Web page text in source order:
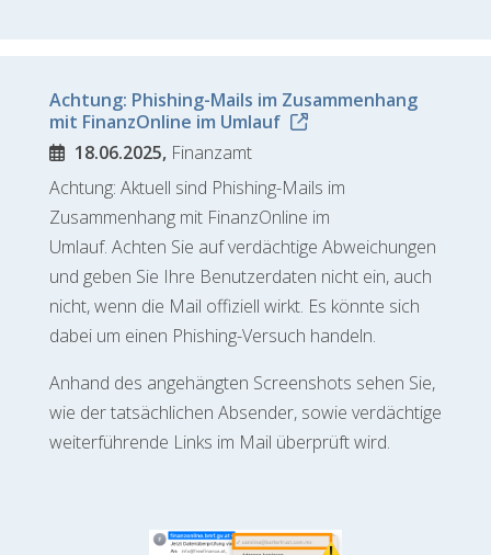
Achtung: Phishing-Mails im Zusammenhang
mit FinanzOnline im Umlauf
18.06.2025, Finanzamt
Achtung: Aktuell sind Phishing-Mails im
Zusammenhang mit FinanzOnline im
Umlauf. Achten Sie auf verdächtige Abweichungen
und geben Sie Ihre Benutzerdaten nicht ein, auch
nicht, wenn die Mail offiziell wirkt. Es könnte sich
dabei um einen Phishing-Versuch handeln.
Anhand des angehängten Screenshots sehen Sie,
wie der tatsächlichen Absender, sowie verdächtige
weiterführende Links im Mail überprüft wird.